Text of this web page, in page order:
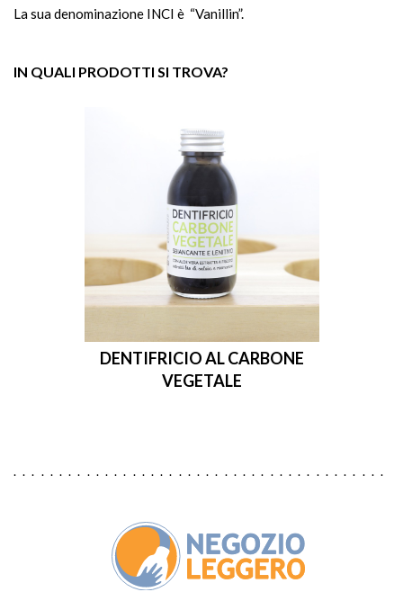

La sua denominazione INCI è “Vanillin”.
IN QUALI PRODOTTI SI TROVA?
DENTIFRICIO AL CARBONE
VEGETALE